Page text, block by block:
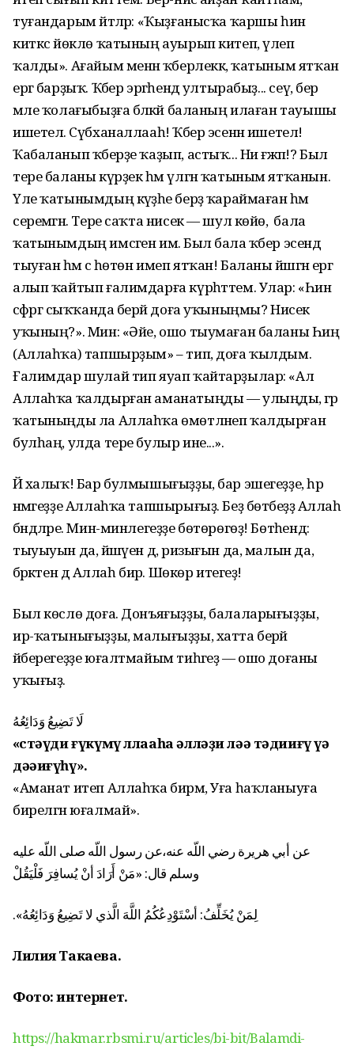
туғандарым әйтәләр: «Ҡыҙғанысҡа ҡаршы һин
киткәс йөклө ҡатының ауырып китеп, үлеп
ҡалды». Ағайым менән ҡәберлеккә, ҡатыным ятҡан
ергә барҙыҡ. Ҡәбер эргәһендә ултырабыҙ... сеү, бер
мәле ҡолағыбыҙға бәләкәй баланың илаған тауышы
ишетелә. Сүбханаллааһ! Ҡәбер эсенән ишетелә!
Ҡабаланып ҡәберҙе ҡаҙып, астыҡ... Ни ғәжәп!? Был
тере баланы күрҙек һәм үлгән ҡатыным ятҡанын.
Үле ҡатынымдың кәүҙәһе берҙә ҡараймаған һәм
серемәгән. Тере саҡта нисек — шул көйө, ә бала
ҡатынымдың имсәген имә. Был бала ҡәбер эсендә
тыуған һәм әсә һөтөн имеп ятҡан! Баланы йәшәгән ергә
алып ҡайтып ғалимдарға күрһәттем. Улар: «Һин
сәфәргә сыҡҡанда берәй доға уҡыныңмы? Нисек
уҡының?». Мин: «Әйе, ошо тыумаған баланы Һиңә
(Аллаһҡа) тапшырҙым» – тип, доға ҡылдым.
Ғалимдар шулай тип яуап ҡайтарҙылар: «Ал
Аллаһҡа ҡалдырған аманатыңды — улыңды, әгәр
ҡатыныңды ла Аллаһҡа өмөтләнеп ҡалдырған
булһаң, улда тере булыр ине...».
Йә халыҡ! Бар булмышығыҙҙы, бар эшегеҙҙе, һәр
нәмәгеҙҙе Аллаһҡа тапшырығыҙ. Беҙ бөтәбеҙҙә Аллаһ
бәндәләре. Мин-минлегеҙҙе бөтөрөгөҙ! Бөтәһендә:
тыуыуын да, йәшәүен дә, ризығын да, малын да,
бәрәкәтен дә Аллаһ бирә. Шөкөр итегеҙ!
Был көслө доға. Донъяғыҙҙы, балаларығыҙҙы,
ир-ҡатынығыҙҙы, малығыҙҙы, хатта берәй
әйберегеҙҙе юғалтмайым тиһәгеҙ — ошо доғаны
уҡығыҙ.
لَا تَضِيعُ وَدَائِعُهُ
«Әстәүди ғүкүмү ллааһа әлләҙи ләә тәдииғү үә
дәәиғүһү».
«Аманат итеп Аллаһҡа бирәм, Уға һаҡланыуға
бирелгән юғалмай».
عن أبي هريرة رضي اللّه عنه،عن رسول اللّه صلى اللّه عليه
وسلم قال‏:‏ ‏«‏مَنْ أَرَادَ أنْ يُسافِرَ فَلْيَقُلْ
لِمَنْ يُخَلِّفُ‏:‏ أسْتَوْدِعُكُمُ اللَّهَ الَّذي لا تَضِيعُ وَدَائِعُهُ‏»‏‏.‏
Лилия Такаева.
Фото: интернет.
https://hakmar.rbsmi.ru/articles/bi-bit/Balamdi-